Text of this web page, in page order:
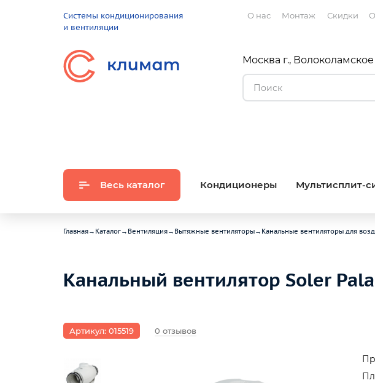
Системы кондиционирования
и вентиляции
О нас Монтаж Скидки
Москва г.,
Весь каталог Кондиционеры Мультисплит-
Главная→ Каталог→ Вентиляция→ Вытяжные вентиляторы→ Канальные вентиляторы для
Канальный вентилятор Soler
Артикул: 015519 0 отзывов